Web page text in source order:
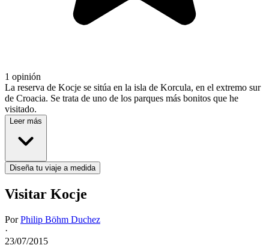
1 opinión
La reserva de Kocje se sitúa en la isla de Korcula, en el extremo sur
de Croacia. Se trata de uno de los parques más bonitos que he
visitado.
Leer más
Diseña tu viaje a medida
Visitar Kocje
PorPhilip Böhm Duchez
·
23/07/2015